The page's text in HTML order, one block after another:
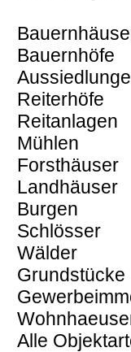
Bauernhöfe
Reiterhöfe
Reitanlagen
Mühlen
Forsthäuser
Landhäuser
Burgen
Schlösser
Wälder
Grundstücke
Alle